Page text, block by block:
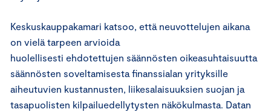
Keskuskauppakamari katsoo, että neuvottelujen aikana
on vielä tarpeen arvioida
huolellisesti ehdotettujen säännösten oikeasuhtaisuutta
säännösten soveltamisesta finanssialan yrityksille
aiheutuvien kustannusten, liikesalaisuuksien suojan ja
tasapuolisten kilpailuedellytysten näkökulmasta. Datan